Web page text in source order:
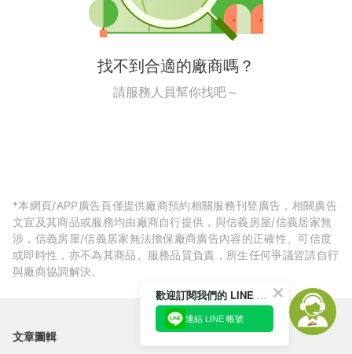
找不到合適的廠商嗎？
請服務人員幫你找吧～
*本網頁/APP廣告頁僅提供廠商預約相關服務刊登廣告，相關廣告
文宣及其商品或服務均由廠商自行提供，與信義房屋/信義居家無
涉，信義房屋/信義居家無法擔保廠商廣告內容的正確性、可信度
或即時性，亦不為其商品、服務品質負責，所生任何爭議皆請自行
與廠商協調解決。
文章圖輯
歡迎訂閱我們的 LINE 官方帳號
連結 LINE 帳號